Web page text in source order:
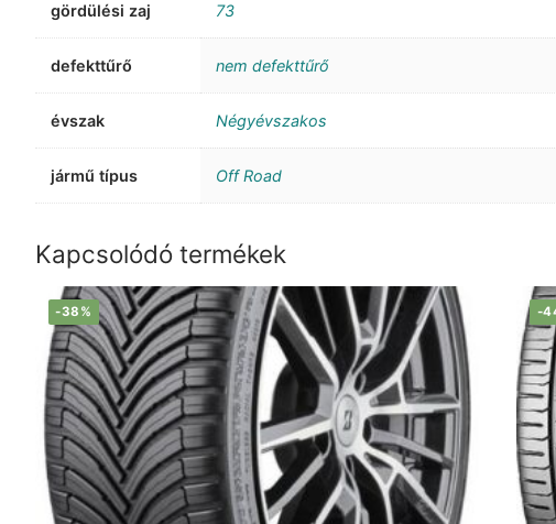
gördülési zaj 73
defekttűrő nem defekttűrő
évszak Négyévszakos
jármű típus Off Road
Kapcsolódó termékek
-38% -